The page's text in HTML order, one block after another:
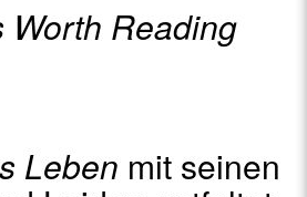
Worth Reading
Leben mit seinen